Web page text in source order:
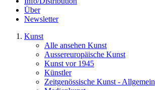
Über
Newsletter
Kunst
Alle ansehen Kunst
Aussereuropäische Kunst
Kunst vor 1945
Künstler
Zeitgenössische Kunst - Allgemein